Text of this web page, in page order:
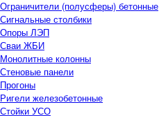
Ограничители (полусферы) бетонные
Сигнальные столбики
Опоры ЛЭП
Сваи ЖБИ
Монолитные колонны
Стеновые панели
Прогоны
Ригели железобетонные
Стойки УСО